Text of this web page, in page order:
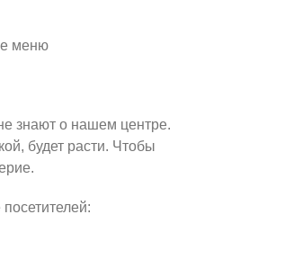
меню
знают о нашем центре.
будет расти. Чтобы